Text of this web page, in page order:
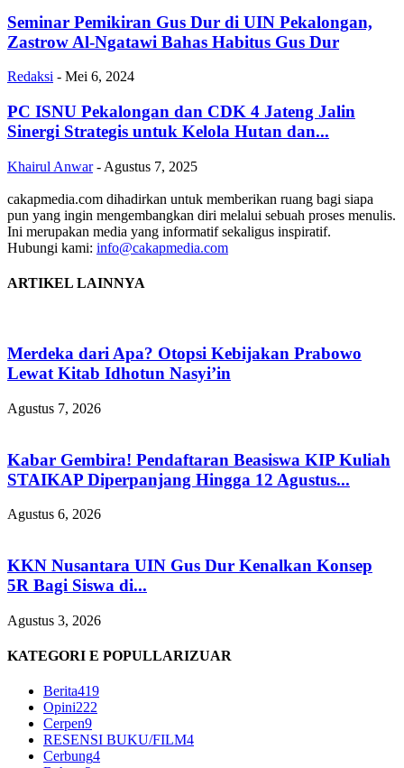
Seminar Pemikiran Gus Dur di UIN Pekalongan,
Zastrow Al-Ngatawi Bahas Habitus Gus Dur
Redaksi - Mei 6, 2024
PC ISNU Pekalongan dan CDK 4 Jateng Jalin
Sinergi Strategis untuk Kelola Hutan dan...
Khairul Anwar - Agustus 7, 2025
cakapmedia.com dihadirkan untuk memberikan ruang bagi siapa
pun yang ingin mengembangkan diri melalui sebuah proses menulis.
Ini merupakan media yang informatif sekaligus inspiratif.
Hubungi kami: info@cakapmedia.com
ARTIKEL LAINNYA
Merdeka dari Apa? Otopsi Kebijakan Prabowo
Lewat Kitab Idhotun Nasyi’in
Agustus 7, 2026
Kabar Gembira! Pendaftaran Beasiswa KIP Kuliah
STAIKAP Diperpanjang Hingga 12 Agustus...
Agustus 6, 2026
KKN Nusantara UIN Gus Dur Kenalkan Konsep
5R Bagi Siswa di...
Agustus 3, 2026
KATEGORI E POPULLARIZUAR
Berita419
Opini222
Cerpen9
RESENSI BUKU/FILM4
Cerbung4